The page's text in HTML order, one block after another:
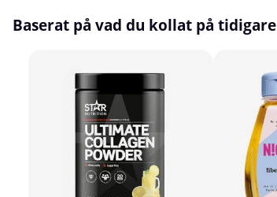
Baserat på vad du kollat på tidigare